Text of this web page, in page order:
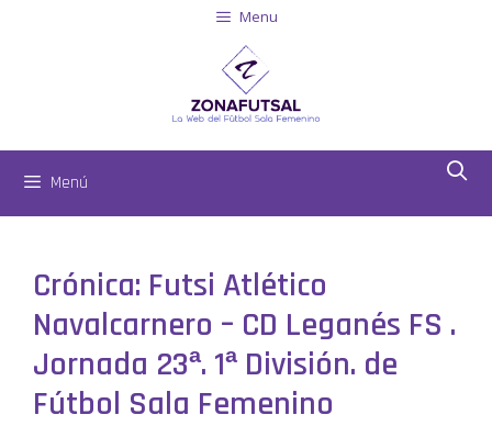
Menu
Menú
Crónica: Futsi Atlético
Navalcarnero – CD Leganés FS .
Jornada 23ª. 1ª División. de
Fútbol Sala Femenino